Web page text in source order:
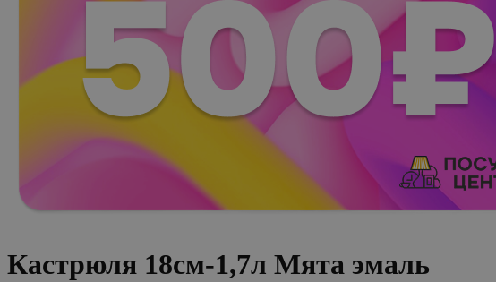
Кастрюля 18см-1,7л Мята эмаль